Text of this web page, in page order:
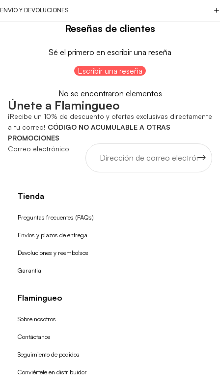
ENVÍO Y DEVOLUCIONES
Reseñas de clientes
Sé el primero en escribir una reseña
Escribir una reseña
No se encontraron elementos
Únete a Flamingueo
¡Recibe un 10% de descuento y ofertas exclusivas directamente
a tu correo! CÓDIGO NO ACUMULABLE A OTRAS
PROMOCIONES
Correo electrónico
Tienda
Preguntas frecuentes (FAQs)
Envíos y plazos de entrega
Devoluciones y reembolsos
Garantía
Flamingueo
Sobre nosotros
Contáctanos
Seguimiento de pedidos
Conviértete en distribuidor